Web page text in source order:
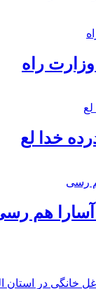
وزارت راه
خدا لع
آسارا هم